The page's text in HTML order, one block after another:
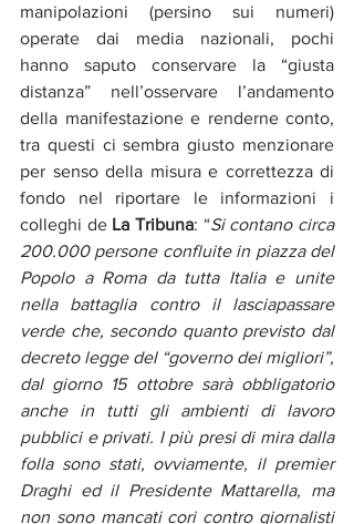
manipolazioni (persino sui numeri)
operate dai media nazionali, pochi
hanno saputo conservare la “giusta
distanza” nell’osservare l’andamento
della manifestazione e renderne conto,
tra questi ci sembra giusto menzionare
per senso della misura e correttezza di
fondo nel riportare le informazioni i
colleghi de La Tribuna: “Si contano circa
200.000 persone confluite in piazza del
Popolo a Roma da tutta Italia e unite
nella battaglia contro il lasciapassare
verde che, secondo quanto previsto dal
decreto legge del “governo dei migliori”,
dal giorno 15 ottobre sarà obbligatorio
anche in tutti gli ambienti di lavoro
pubblici e privati. I più presi di mira dalla
folla sono stati, ovviamente, il premier
Draghi ed il Presidente Mattarella, ma
non sono mancati cori contro giornalisti